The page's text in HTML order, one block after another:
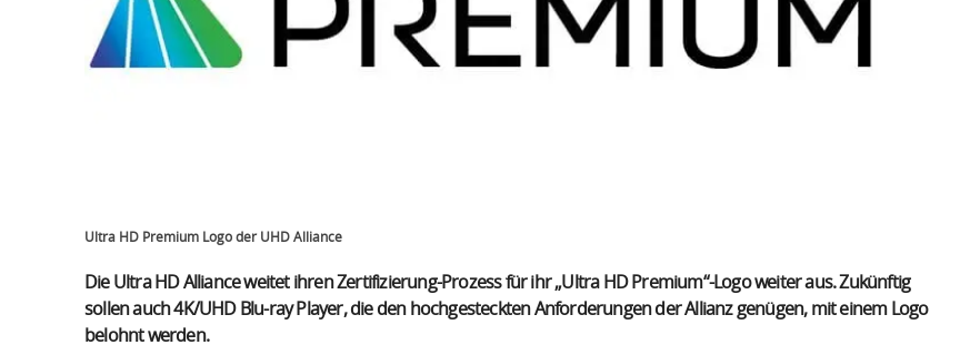
Ultra HD Premium Logo der UHD Alliance
Die Ultra HD Alliance weitet ihren Zertifizierung-Prozess für ihr „Ultra HD Premium“-Logo weiter aus. Zukünftig
sollen auch 4K/UHD Blu-ray Player, die den hochgesteckten Anforderungen der Allianz genügen, mit einem Logo
belohnt werden.